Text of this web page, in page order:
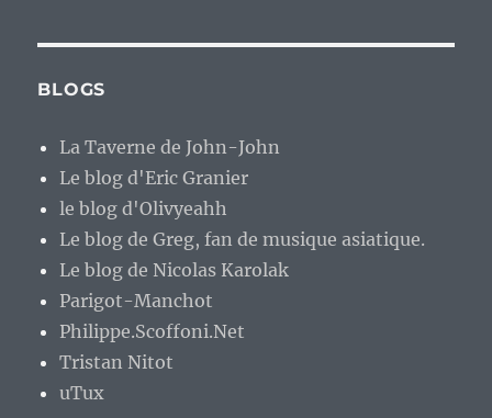
BLOGS
La Taverne de John-John
Le blog d'Eric Granier
le blog d'Olivyeahh
Le blog de Greg, fan de musique asiatique.
Le blog de Nicolas Karolak
Parigot-Manchot
Philippe.Scoffoni.Net
Tristan Nitot
uTux